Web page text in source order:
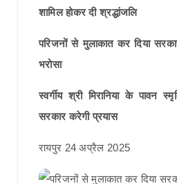
शामिल होकर दी श्रद्धांजलि
परिजनों से मुलाकात कर दिया
भरोसा
स्वर्गीय श्री मिरानिया के पावन
सरकार करेगी प्रयास
रायपुर 24 अप्रैल 2025